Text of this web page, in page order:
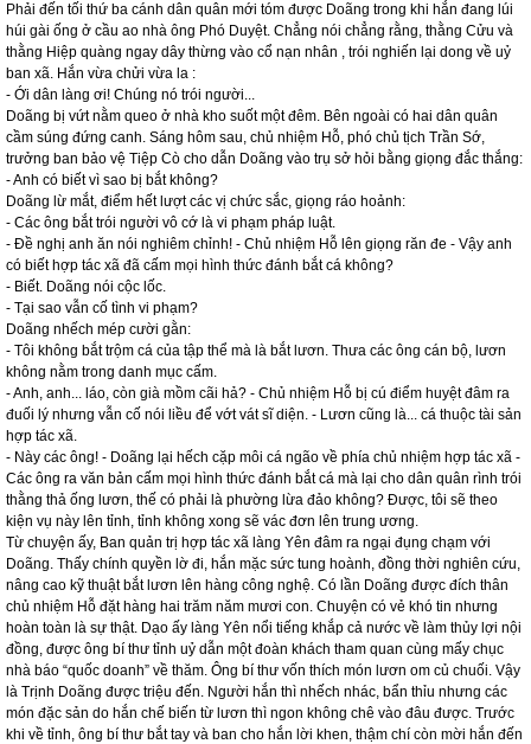
Phải đến tối thứ ba cánh dân quân mới tóm được Doãng trong khi hắn đang lúi
húi gài ống ở cầu ao nhà ông Phó Duyệt. Chẳng nói chẳng rằng, thằng Cửu và
thằng Hiệp quàng ngay dây thừng vào cổ nạn nhân , trói nghiến lại dong về uỷ
ban xã. Hắn vừa chửi vừa la :
- Ới dân làng ơi! Chúng nó trói người...
Doãng bị vứt nằm queo ở nhà kho suốt một đêm. Bên ngoài có hai dân quân
cầm súng đứng canh. Sáng hôm sau, chủ nhiệm Hỗ, phó chủ tịch Trần Sớ,
trưởng ban bảo vệ Tiệp Cò cho dẫn Doãng vào trụ sở hỏi bằng giọng đắc thắng:
- Anh có biết vì sao bị bắt không?
Doãng lừ mắt, điểm hết lượt các vị chức sắc, giọng ráo hoảnh:
- Các ông bắt trói người vô cớ là vi phạm pháp luật.
- Đề nghị anh ăn nói nghiêm chỉnh! - Chủ nhiệm Hỗ lên giọng răn đe - Vậy anh
có biết hợp tác xã đã cấm mọi hình thức đánh bắt cá không?
- Biết. Doãng nói cộc lốc.
- Tại sao vẫn cố tình vi phạm?
Doãng nhếch mép cười gằn:
- Tôi không bắt trộm cá của tập thể mà là bắt lươn. Thưa các ông cán bộ, lươn
không nằm trong danh mục cấm.
- Anh, anh... láo, còn già mồm cãi hả? - Chủ nhiệm Hỗ bị cú điểm huyệt đâm ra
đuối lý nhưng vẫn cố nói liều để vớt vát sĩ diện. - Lươn cũng là... cá thuộc tài sản
hợp tác xã.
- Này các ông! - Doãng lại hếch cặp môi cá ngão về phía chủ nhiệm hợp tác xã -
Các ông ra văn bản cấm mọi hình thức đánh bắt cá mà lại cho dân quân rình trói
thằng thả ống lươn, thế có phải là phường lừa đảo không? Được, tôi sẽ theo
kiện vụ này lên tỉnh, tỉnh không xong sẽ vác đơn lên trung ương.
Từ chuyện ấy, Ban quản trị hợp tác xã làng Yên đâm ra ngại đụng chạm với
Doãng. Thấy chính quyền lờ đi, hắn mặc sức tung hoành, đồng thời nghiên cứu,
nâng cao kỹ thuật bắt lươn lên hàng công nghệ. Có lần Doãng được đích thân
chủ nhiệm Hỗ đặt hàng hai trăm năm mươi con. Chuyện có vẻ khó tin nhưng
hoàn toàn là sự thật. Dạo ấy làng Yên nổi tiếng khắp cả nước về làm thủy lợi nội
đồng, được ông bí thư tỉnh uỷ dẫn một đoàn khách tham quan cùng mấy chục
nhà báo “quốc doanh” về thăm. Ông bí thư vốn thích món lươn om củ chuối. Vậy
là Trịnh Doãng được triệu đến. Người hắn thì nhếch nhác, bẩn thỉu nhưng các
món đặc sản do hắn chế biến từ lươn thì ngon không chê vào đâu được. Trước
khi về tỉnh, ông bí thư bắt tay và ban cho hắn lời khen, thậm chí còn mời hắn đến